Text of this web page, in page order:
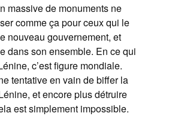
massive de monuments ne
comme ça pour ceux qui le
nouveau gouvernement, et
dans son ensemble. En ce qui
c’est figure mondiale.
tentative en vain de biffer la
et encore plus détruire
est simplement impossible.